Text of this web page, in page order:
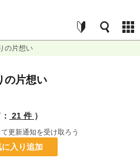
の片想い
の片想い
21 件 ）
更新通知を受け取ろう
に入り追加